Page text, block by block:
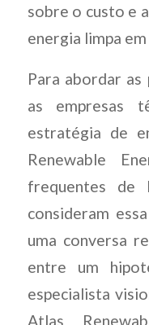
sobre o custo e
energia limpa
Para abordar as
as empresas
estratégia de
Renewable
frequentes de
consideram
uma conversa
entre um
especialista
Atlas